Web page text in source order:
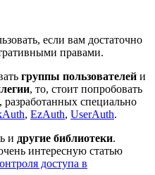
если вам достаточно
правами.
группы пользователей и
, то, стоит попробовать
специально
, EzAuth, UserAuth.
и другие библиотеки.
интересную статью
доступа в